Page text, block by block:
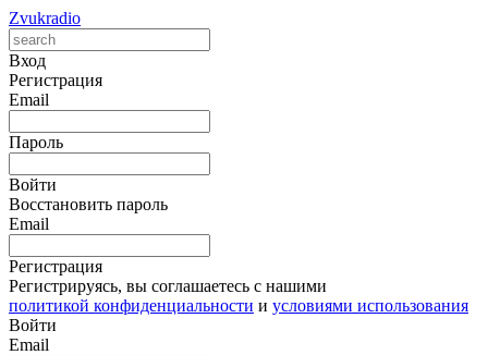
Zvukradio
Вход
Регистрация
Email
Пароль
Войти
Восстановить пароль
Email
Регистрация
Регистрируясь, вы соглашаетесь с нашими
политикой конфиденциальности и условиями использования
Войти
Email